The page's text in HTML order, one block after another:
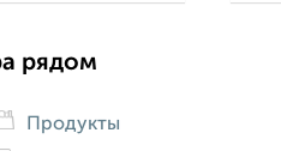
рядом
Продукты